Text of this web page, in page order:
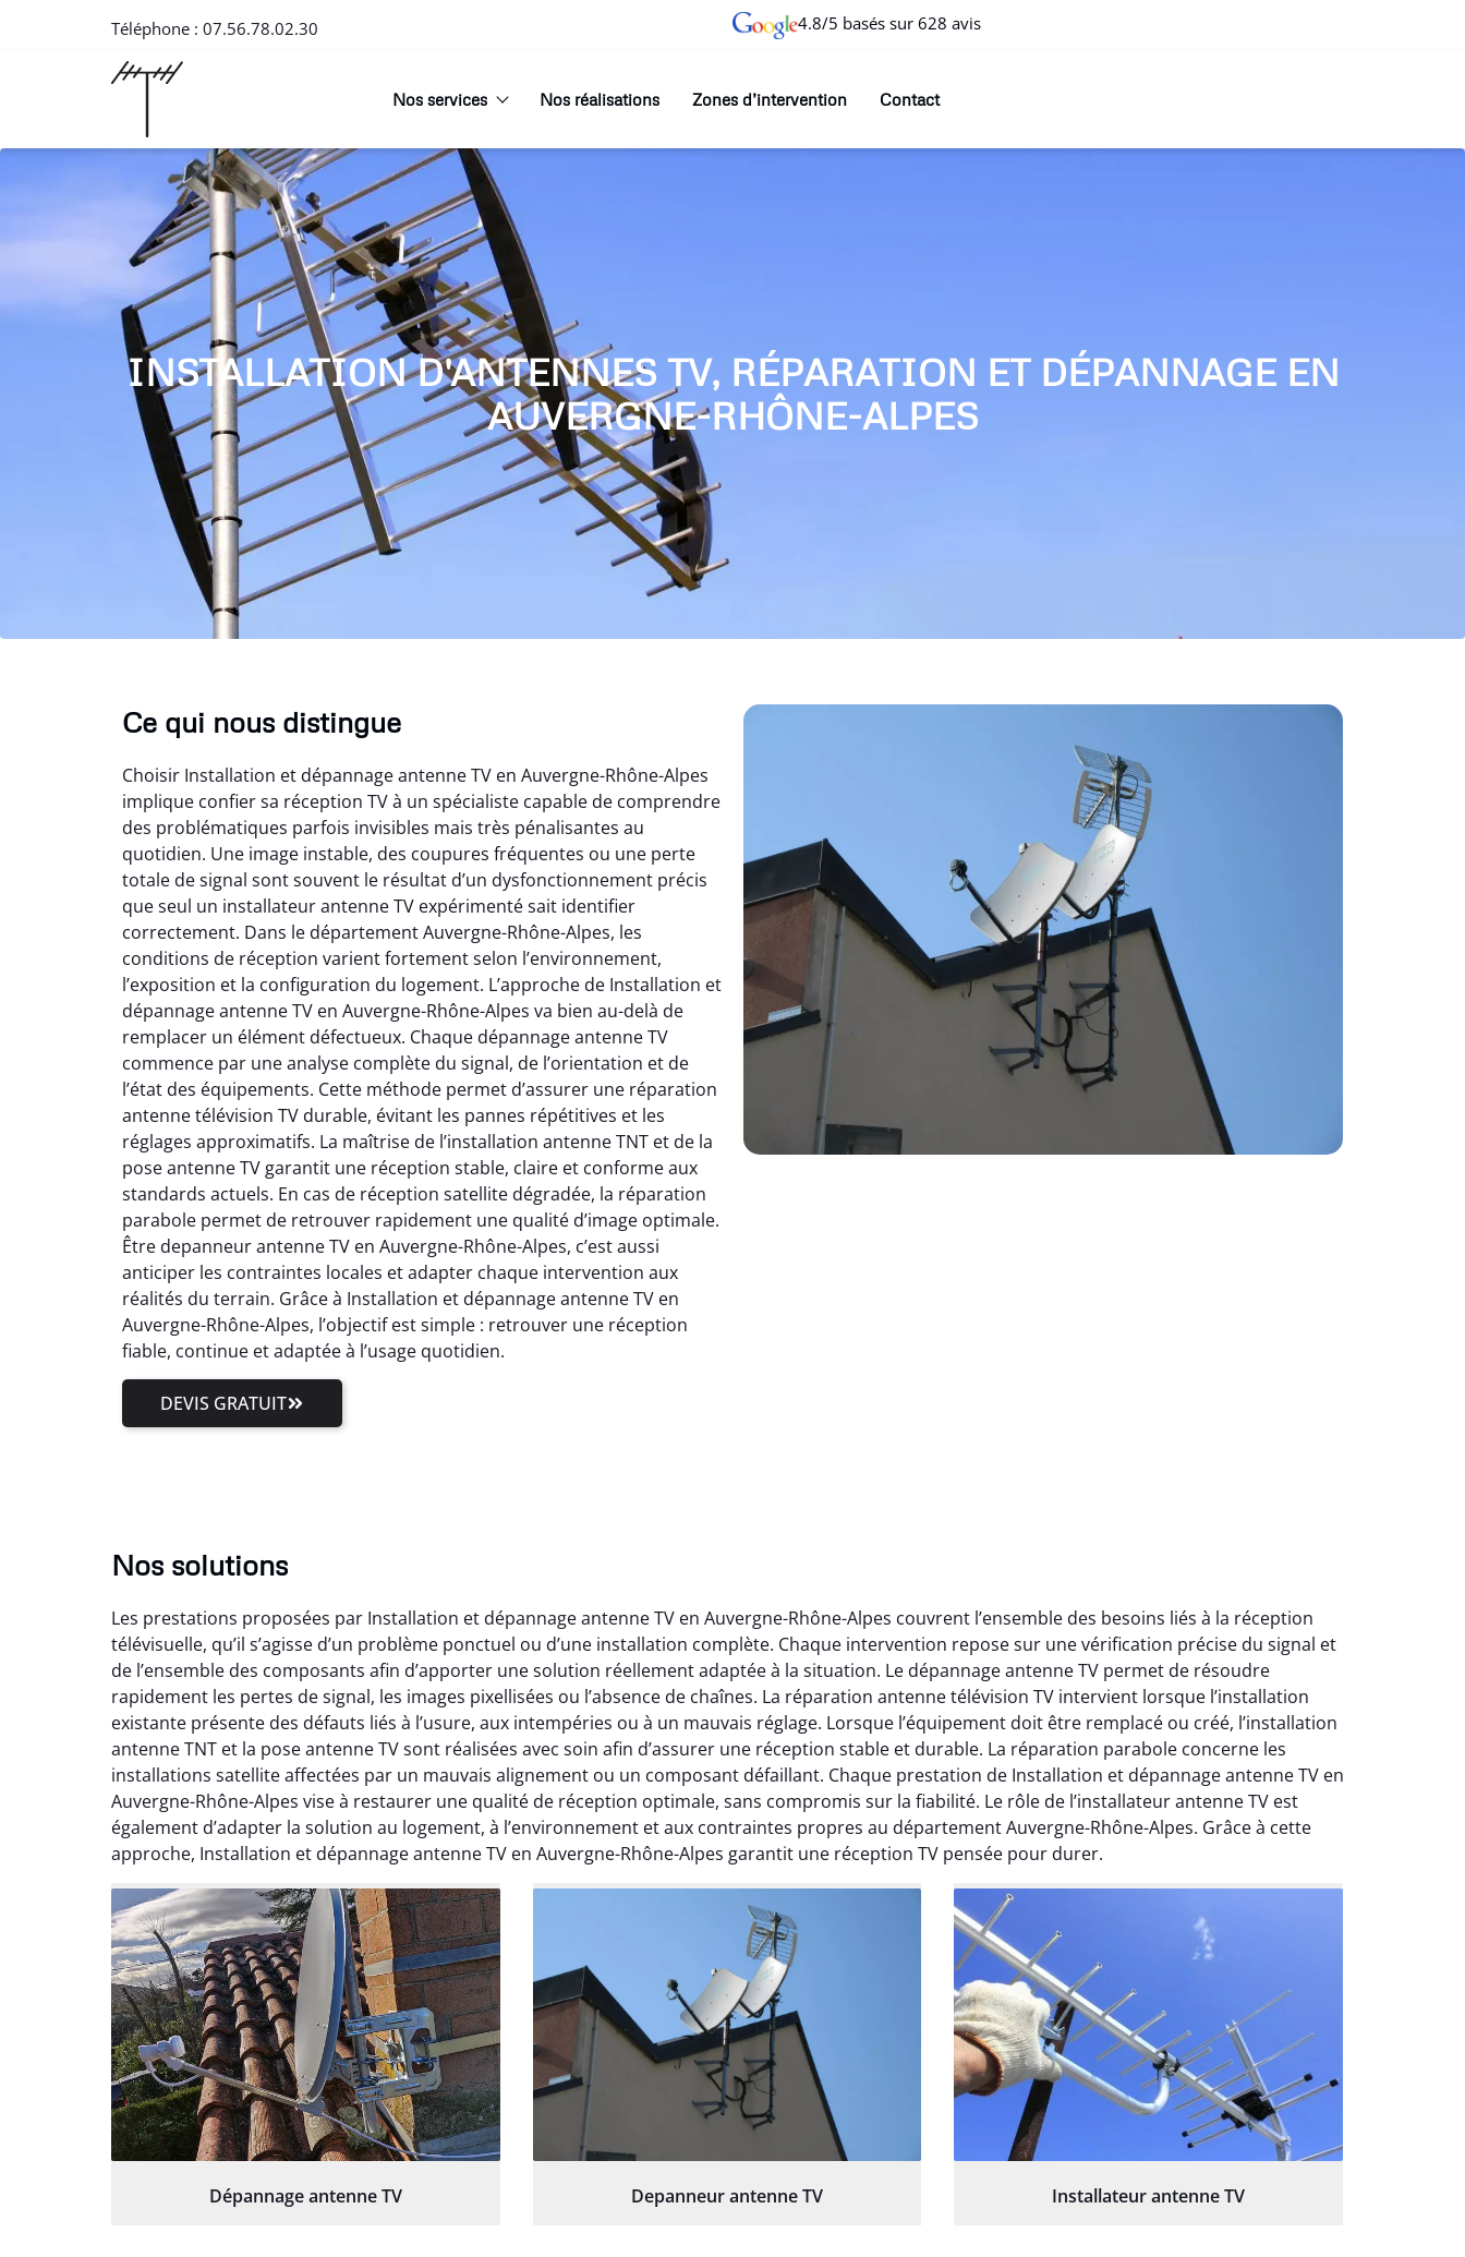
Téléphone : 07.56.78.02.30 4.8/5 basés sur 628 avis
Nos services Nos réalisations Zones d’intervention Contact
INSTALLATION D'ANTENNES TV, RÉPARATION ET DÉPANNAGE EN
AUVERGNE-RHÔNE-ALPES
Ce qui nous distingue
Choisir Installation et dépannage antenne TV en Auvergne-Rhône-Alpes
implique confier sa réception TV à un spécialiste capable de comprendre
des problématiques parfois invisibles mais très pénalisantes au
quotidien. Une image instable, des coupures fréquentes ou une perte
totale de signal sont souvent le résultat d’un dysfonctionnement précis
que seul un installateur antenne TV expérimenté sait identifier
correctement. Dans le département Auvergne-Rhône-Alpes, les
conditions de réception varient fortement selon l’environnement,
l’exposition et la configuration du logement. L’approche de Installation et
dépannage antenne TV en Auvergne-Rhône-Alpes va bien au-delà de
remplacer un élément défectueux. Chaque dépannage antenne TV
commence par une analyse complète du signal, de l’orientation et de
l’état des équipements. Cette méthode permet d’assurer une réparation
antenne télévision TV durable, évitant les pannes répétitives et les
réglages approximatifs. La maîtrise de l’installation antenne TNT et de la
pose antenne TV garantit une réception stable, claire et conforme aux
standards actuels. En cas de réception satellite dégradée, la réparation
parabole permet de retrouver rapidement une qualité d’image optimale.
Être depanneur antenne TV en Auvergne-Rhône-Alpes, c’est aussi
anticiper les contraintes locales et adapter chaque intervention aux
réalités du terrain. Grâce à Installation et dépannage antenne TV en
Auvergne-Rhône-Alpes, l’objectif est simple : retrouver une réception
fiable, continue et adaptée à l’usage quotidien.
DEVIS GRATUIT
Nos solutions
Les prestations proposées par Installation et dépannage antenne TV en Auvergne-Rhône-Alpes couvrent l’ensemble des besoins liés à la réception
télévisuelle, qu’il s’agisse d’un problème ponctuel ou d’une installation complète. Chaque intervention repose sur une vérification précise du signal et
de l’ensemble des composants afin d’apporter une solution réellement adaptée à la situation. Le dépannage antenne TV permet de résoudre
rapidement les pertes de signal, les images pixellisées ou l’absence de chaînes. La réparation antenne télévision TV intervient lorsque l’installation
existante présente des défauts liés à l’usure, aux intempéries ou à un mauvais réglage. Lorsque l’équipement doit être remplacé ou créé, l’installation
antenne TNT et la pose antenne TV sont réalisées avec soin afin d’assurer une réception stable et durable. La réparation parabole concerne les
installations satellite affectées par un mauvais alignement ou un composant défaillant. Chaque prestation de Installation et dépannage antenne TV en
Auvergne-Rhône-Alpes vise à restaurer une qualité de réception optimale, sans compromis sur la fiabilité. Le rôle de l’installateur antenne TV est
également d’adapter la solution au logement, à l’environnement et aux contraintes propres au département Auvergne-Rhône-Alpes. Grâce à cette
approche, Installation et dépannage antenne TV en Auvergne-Rhône-Alpes garantit une réception TV pensée pour durer.
Dépannage antenne TV Depanneur antenne TV Installateur antenne TV